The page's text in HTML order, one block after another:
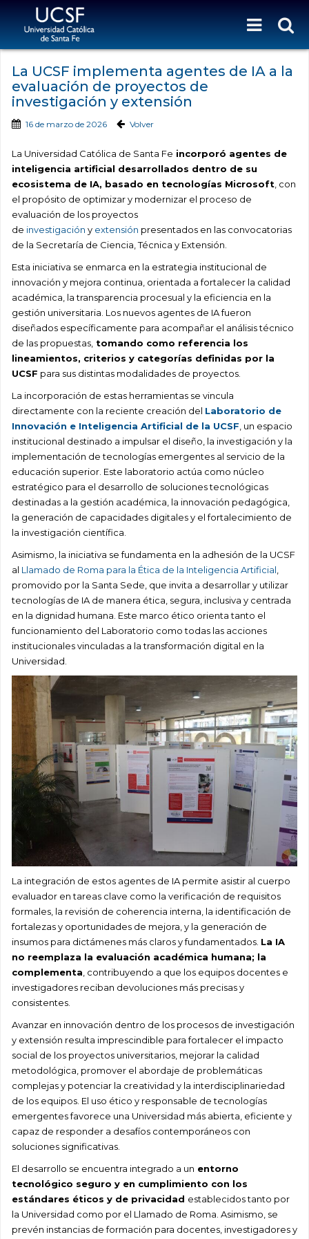
La UCSF implementa agentes de IA a la
evaluación de proyectos de
investigación y extensión
16 de marzo de 2026 Volver
La Universidad Católica de Santa Fe incorporó agentes de
inteligencia artificial desarrollados dentro de su
ecosistema de IA, basado en tecnologías Microsoft , con
el propósito de optimizar y modernizar el proceso de
evaluación de los proyectos
de investigación y extensión presentados en las convocatorias
de la Secretaría de Ciencia, Técnica y Extensión.
Esta iniciativa se enmarca en la estrategia institucional de
innovación y mejora continua, orientada a fortalecer la calidad
académica, la transparencia procesual y la eficiencia en la
gestión universitaria. Los nuevos agentes de IA fueron
diseñados específicamente para acompañar el análisis técnico
de las propuestas, tomando como referencia los
lineamientos, criterios y categorías definidas por la
UCSF para sus distintas modalidades de proyectos.
La incorporación de estas herramientas se vincula
directamente con la reciente creación del Laboratorio de
Innovación e Inteligencia Artificial de la UCSF , un espacio
institucional destinado a impulsar el diseño, la investigación y la
implementación de tecnologías emergentes al servicio de la
educación superior. Este laboratorio actúa como núcleo
estratégico para el desarrollo de soluciones tecnológicas
destinadas a la gestión académica, la innovación pedagógica,
la generación de capacidades digitales y el fortalecimiento de
la investigación científica.
Asimismo, la iniciativa se fundamenta en la adhesión de la UCSF
al Llamado de Roma para la Ética de la Inteligencia Artificial
promovido por la Santa Sede, que invita a desarrollar y utilizar
tecnologías de IA de manera ética, segura, inclusiva y centrada
en la dignidad humana. Este marco ético orienta tanto el
funcionamiento del Laboratorio como todas las acciones
institucionales vinculadas a la transformación digital en la
Universidad.
La integración de estos agentes de IA permite asistir al cuerpo
evaluador en tareas clave como la verificación de requisitos
formales, la revisión de coherencia interna, la identificación de
fortalezas y oportunidades de mejora, y la generación de
insumos para dictámenes más claros y fundamentados. La IA
no reemplaza la evaluación académica humana; la
complementa , contribuyendo a que los equipos docentes e
investigadores reciban devoluciones más precisas y
consistentes.
Avanzar en innovación dentro de los procesos de investigación
y extensión resulta imprescindible para fortalecer el impacto
social de los proyectos universitarios, mejorar la calidad
metodológica, promover el abordaje de problemáticas
complejas y potenciar la creatividad y la interdisciplinariedad
de los equipos. El uso ético y responsable de tecnologías
emergentes favorece una Universidad más abierta, eficiente y
capaz de responder a desafíos contemporáneos con
soluciones significativas.
El desarrollo se encuentra integrado a un entorno
tecnológico seguro y en cumplimiento con los
estándares éticos y de privacidad establecidos tanto por
la Universidad como por el Llamado de Roma. Asimismo, se
prevén instancias de formación para docentes, investigadores y